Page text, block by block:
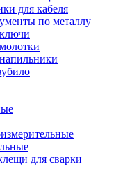
для кабеля
по металлу
для сварки